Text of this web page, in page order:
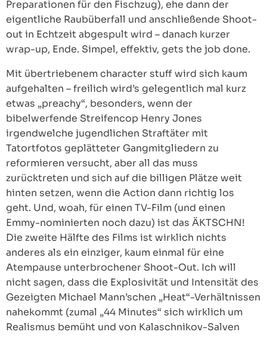
Preparationen für den Fischzug), ehe dann der
eigentliche Raubüberfall und anschließende Shoot-
out in Echtzeit abgespult wird – danach kurzer
wrap-up, Ende. Simpel, effektiv, gets the job done.
Mit übertriebenem character stuff wird sich kaum
aufgehalten – freilich wird’s gelegentlich mal kurz
etwas „preachy“, besonders, wenn der
bibelwerfende Streifencop Henry Jones
irgendwelche jugendlichen Straftäter mit
Tatortfotos geplätteter Gangmitgliedern zu
reformieren versucht, aber all das muss
zurücktreten und sich auf die billigen Plätze weit
hinten setzen, wenn die Action dann richtig los
geht. Und, woah, für einen TV-Film (und einen
Emmy-nominierten noch dazu) ist das ÄKTSCHN!
Die zweite Hälfte des Films ist wirklich nichts
anderes als ein einziger, kaum einmal für eine
Atempause unterbrochener Shoot-Out. Ich will
nicht sagen, dass die Explosivität und Intensität des
Gezeigten Michael Mann’schen „Heat“-Verhältnissen
nahekommt (zumal „44 Minutes“ sich wirklich um
Realismus bemüht und von Kalaschnikov-Salven